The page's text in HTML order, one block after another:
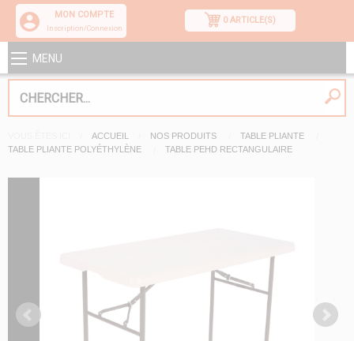
MON COMPTE
Inscription/Connexion
0 ARTICLE(S)
MENU
ACCUEIL NOS PRODUITS
TABLE PLIANTE
TABLE PLIANTE POLYÉTHYLÈNE
TABLE PEHD RECTANGULAIRE